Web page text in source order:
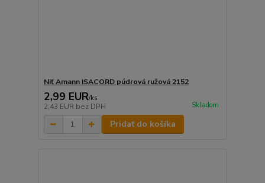
Niť Amann ISACORD púdrová ružová 2152
2,99 EUR/ks
2,43 EUR bez DPH Skladom
Pridať do košíka